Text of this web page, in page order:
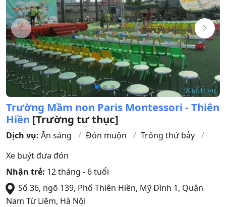
Trường Mầm non Paris Montessori - Thiên
Hiền [Trường tư thục]
Dịch vụ: Ăn sáng Đón muộn
Trông thứ bảy
Xe buýt đưa đón
Nhận trẻ: 12 tháng - 6 tuổi
Số 36, ngõ 139, Phố Thiên Hiền, Mỹ Đình 1, Quận
Nam Từ Liêm, Hà Nội